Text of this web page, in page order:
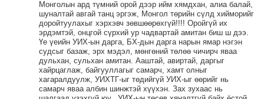
Монголын ард түмний орой дээр ийм хямдхан, алиа балай,
шуналтай авгай танц эргэж, Монгол төрийн сүлд хийморийг
доройтуулахыг хэрхэвч зөвшөөрөхгүй!!!! Оройгүй их
эрдэмтэй, онцгой сүрхий ур чадвартай амитан биш ш дээ.
Үе үеийн УИХ-ын дарга, БХ-дын дарга нарын ямар нэгэн
судсыг базаж, эрх мэдэл, мөнгөний төлөө чичирч яваа
дульхан, сульхан амитан. Ааштай, авиртай, даргыг
хайрцаглаж, байгууллагыг самарч, хамт олныг
хагаралдуулж, УИХТГ-ыг төдийгүй УИХ-ыг өөрийг нь
самарч яваа албин шинжтэй хүүхэн. Зах зухаас нь